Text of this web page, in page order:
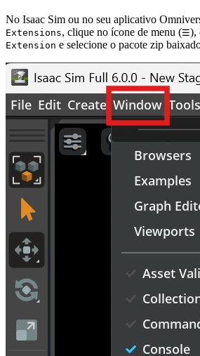
No Isaac Sim ou no seu aplicativo
Extensions, clique no ícone de menu (☰),
Extension e selecione o pacote zip